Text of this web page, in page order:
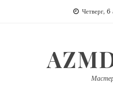
Четверг, 6